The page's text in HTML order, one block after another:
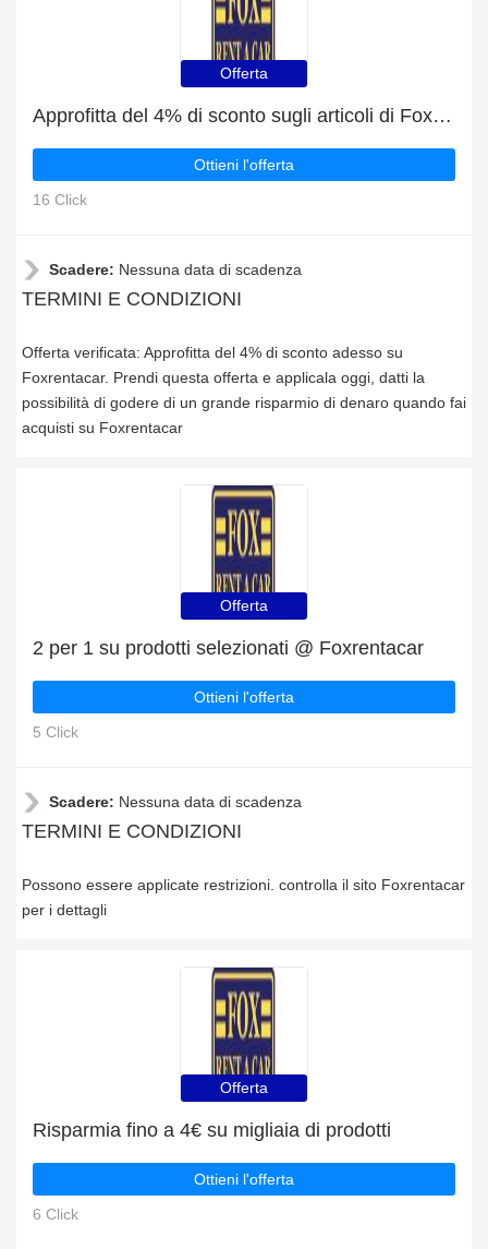
Offerta
Approfitta del 4% di sconto sugli articoli di Foxrentacar
Ottieni l'offerta
16 Click
Scadere: Nessuna data di scadenza
TERMINI E CONDIZIONI
Offerta verificata: Approfitta del 4% di sconto adesso su
Foxrentacar. Prendi questa offerta e applicala oggi, datti la
possibilità di godere di un grande risparmio di denaro quando fai
acquisti su Foxrentacar
Offerta
2 per 1 su prodotti selezionati @ Foxrentacar
Ottieni l'offerta
5 Click
Scadere: Nessuna data di scadenza
TERMINI E CONDIZIONI
Possono essere applicate restrizioni. controlla il sito Foxrentacar
per i dettagli
Offerta
Risparmia fino a 4€ su migliaia di prodotti
Ottieni l'offerta
6 Click